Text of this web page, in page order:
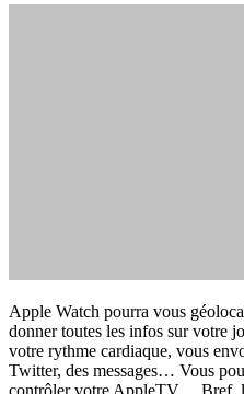
Apple Watch pourra vous
donner toutes les infos sur votre
votre rythme cardiaque, vous
Twitter, des messages… Vous
contrôler votre AppleTV… Bref,